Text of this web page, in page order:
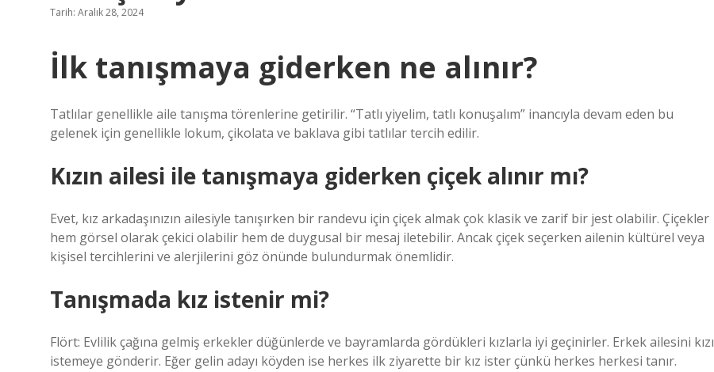
Tarih: Aralık 28, 2024
İlk tanışmaya giderken ne alınır?
Tatlılar genellikle aile tanışma törenlerine getirilir. “Tatlı yiyelim, tatlı konuşalım” inancıyla devam eden bu
gelenek için genellikle lokum, çikolata ve baklava gibi tatlılar tercih edilir.
Kızın ailesi ile tanışmaya giderken çiçek alınır mı?
Evet, kız arkadaşınızın ailesiyle tanışırken bir randevu için çiçek almak çok klasik ve zarif bir jest olabilir. Çiçekler
hem görsel olarak çekici olabilir hem de duygusal bir mesaj iletebilir. Ancak çiçek seçerken ailenin kültürel veya
kişisel tercihlerini ve alerjilerini göz önünde bulundurmak önemlidir.
Tanışmada kız istenir mi?
Flört: Evlilik çağına gelmiş erkekler düğünlerde ve bayramlarda gördükleri kızlarla iyi geçinirler. Erkek ailesini kızı
istemeye gönderir. Eğer gelin adayı köyden ise herkes ilk ziyarette bir kız ister çünkü herkes herkesi tanır.